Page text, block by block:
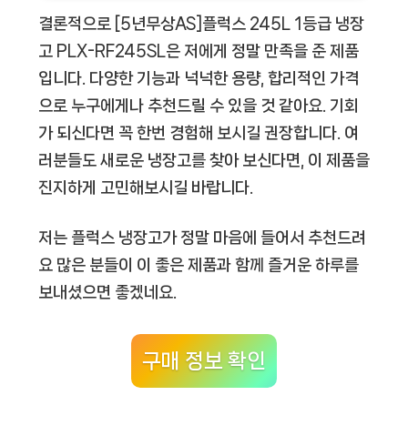
결론적으로 [5년무상AS]플럭스 245L 1등급 냉장
고 PLX-RF245SL은 저에게 정말 만족을 준 제품
입니다. 다양한 기능과 넉넉한 용량, 합리적인 가격
으로 누구에게나 추천드릴 수 있을 것 같아요. 기회
가 되신다면 꼭 한번 경험해 보시길 권장합니다. 여
러분들도 새로운 냉장고를 찾아 보신다면, 이 제품을
진지하게 고민해보시길 바랍니다.
저는 플럭스 냉장고가 정말 마음에 들어서 추천드려
요 많은 분들이 이 좋은 제품과 함께 즐거운 하루를
보내셨으면 좋겠네요.
구매 정보 확인